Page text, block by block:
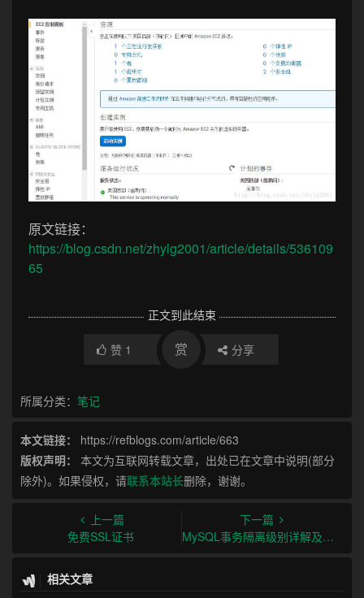
原文链接：
https://blog.csdn.net/zhylg2001/article/details/536109
65
正文到此结束
赞 1 赏 分享
所属分类： 笔记
本文链接：
https://refblogs.com/article/663
版权声明：
本文为互联网转载文章，出处已在文章中说明(部分
除外)。如果侵权，请联系本站长删除，谢谢。
上一篇
免费SSL证书
下一篇
MySQL事务隔离级别详解及默认隔离级别介绍
相关文章